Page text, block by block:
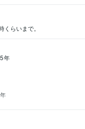
らいまで。
年